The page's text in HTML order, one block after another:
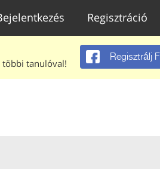
Regisztráció
többi tanulóval!
Regisztrálj